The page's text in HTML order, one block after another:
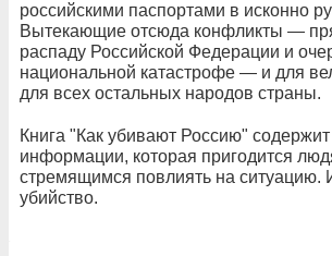
российскими паспортами в исконно
Вытекающие отсюда конфликты —
распаду Российской Федерации и
национальной катастрофе — и для
для всех остальных народов страны.
Книга "Как убивают Россию"
информации, которая пригодится
стремящимся повлиять на ситуацию.
убийство.